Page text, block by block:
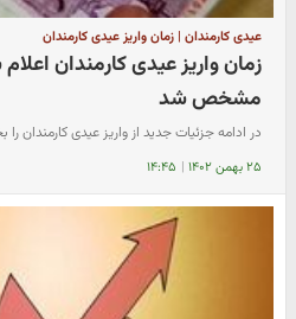
عیدی کارمندان | زمان واریز عیدی کارمندان
زمان واریز عیدی کارمندان
مشخص شد
در ادامه جزئیات جدید از واریز عیدی کارمندان را
۲۵ بهمن ۱۴۰۲ | ۱۴:۴۵